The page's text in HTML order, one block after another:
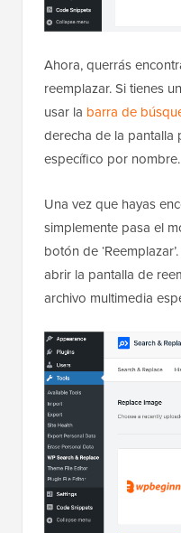
Ahora, querrás
reemplazar. Si tienes
usar la barra de
derecha de la pantalla
específico por nombre.
Una vez que hayas
simplemente pasa el
botón de
abrir la pantalla de
archivo multimedia